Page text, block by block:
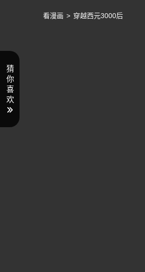
看漫画 > 穿越西元3000后
猜
你
喜
欢